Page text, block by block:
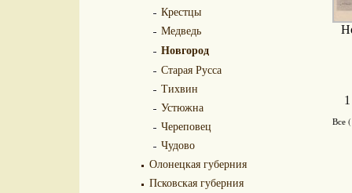
Крестцы
Медведь
Новгород
Старая Русса
Тихвин
Устюжна
Череповец
Чудово
Олонецкая губерния
Псковская губерния
1
Все